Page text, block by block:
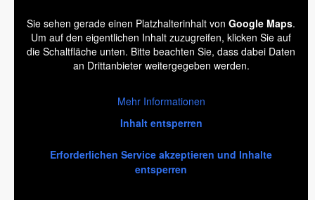
Sie sehen gerade einen Platzhalterinhalt von Google Maps.
Um auf den eigentlichen Inhalt zuzugreifen, klicken Sie auf
die Schaltfläche unten. Bitte beachten Sie, dass dabei Daten
an Drittanbieter weitergegeben werden.
Mehr Informationen
Inhalt entsperren
Erforderlichen Service akzeptieren und Inhalte
entsperren